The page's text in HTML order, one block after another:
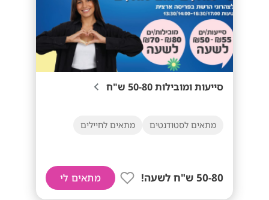
סייעות ומובילות 50-80 ש"ח
מתאים לסטודנטים מתאים לחיילים
50-80 ש"ח לשעה! מתאים לי